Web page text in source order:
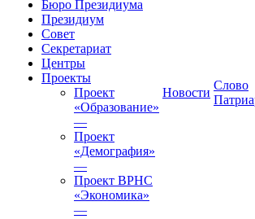
Бюро Президиума
Президиум
Совет
Секретариат
Центры
Проекты
Проект
«Образование»
—
Проект
«Демография»
—
Проект ВРНС
«Экономика»
—
Новости
Слово